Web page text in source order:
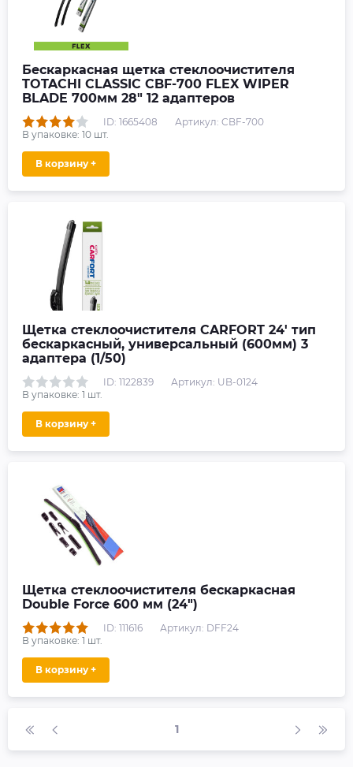
Бескаркасная щетка стеклоочистителя
TOTACHI CLASSIC CBF-700 FLEX WIPER
BLADE 700мм 28" 12 адаптеров
ID: 1665408
Артикул: CBF-700
В упаковке: 10 шт.
В корзину +
Щетка стеклоочистителя CARFORT 24' тип
бескаркасный, универсальный (600мм) 3
адаптера (1/50)
ID: 1122839
Артикул: UB-0124
В упаковке: 1 шт.
В корзину +
Щетка стеклоочистителя бескаркасная
Double Force 600 мм (24")
ID: 111616
Артикул: DFF24
В упаковке: 1 шт.
В корзину +
1